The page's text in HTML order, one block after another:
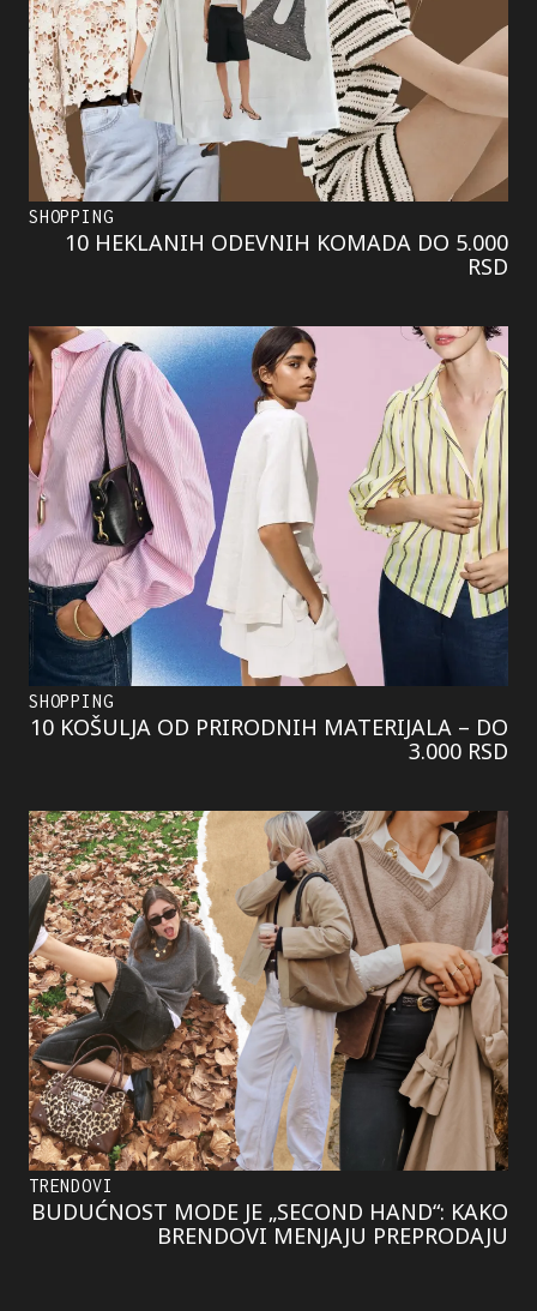
SHOPPING
10 HEKLANIH ODEVNIH KOMADA DO 5.000
RSD
SHOPPING
10 KOŠULJA OD PRIRODNIH MATERIJALA – DO
3.000 RSD
TRENDOVI
BUDUĆNOST MODE JE „SECOND HAND“: KAKO
BRENDOVI MENJAJU PREPRODAJU